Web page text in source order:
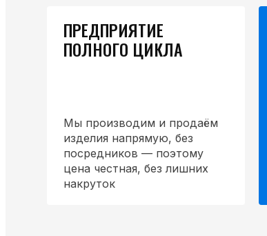
ПРЕДПРИЯТИЕ
ПОЛНОГО ЦИКЛА
Мы производим и продаём
изделия напрямую, без
посредников — поэтому
цена честная, без лишних
накруток